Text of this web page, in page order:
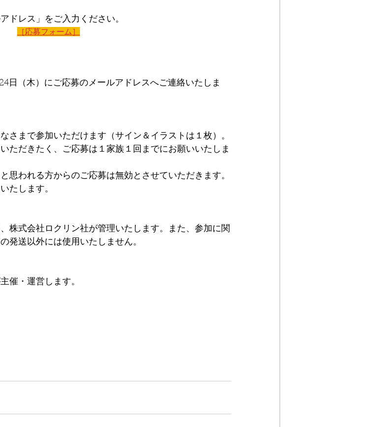
ドレス」をご入力ください。
［応募フォーム］
日（木）にご応募のメールアドレスへご連絡いたしま
さまで参加いただけます（サイン＆イラストは１枚）。
ただきたく、ご応募は１家族１回までにお願いいたしま
思われる方からのご応募は無効とさせていただきます。
たします。
株式会社ロクリン社が管理いたします。また、参加に関
発送以外には使用いたしません。
催・運営します。